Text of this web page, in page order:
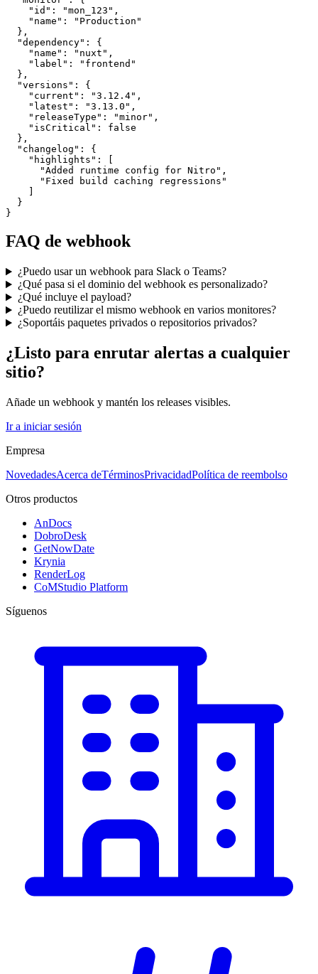
    "id": "mon_123",
    "name": "Production"
  },
  "dependency": {
    "name": "nuxt",
    "label": "frontend"
  },
  "versions": {
    "current": "3.12.4",
    "latest": "3.13.0",
    "releaseType": "minor",
    "isCritical": false
  },
  "changelog": {
    "highlights": [
      "Added runtime config for Nitro",
      "Fixed build caching regressions"
    ]
  }
}
FAQ de webhook
¿Puedo usar un webhook para Slack o Teams?
¿Qué pasa si el dominio del webhook es personalizado?
¿Qué incluye el payload?
¿Puedo reutilizar el mismo webhook en varios monitores?
¿Soportáis paquetes privados o repositorios privados?
¿Listo para enrutar alertas a cualquier
sitio?
Añade un webhook y mantén los releases visibles.
Ir a iniciar sesión
Empresa
NovedadesAcerca deTérminosPrivacidadPolítica de reembolso
Otros productos
AnDocs
DobroDesk
GetNowDate
Krynia
RenderLog
CoMStudio Platform
Síguenos